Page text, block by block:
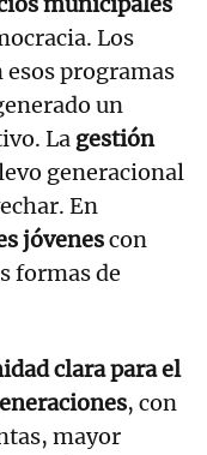
Los
programas
un
La gestión
generacional
En
jóvenescon
formas de
clara para el
, con
mayor